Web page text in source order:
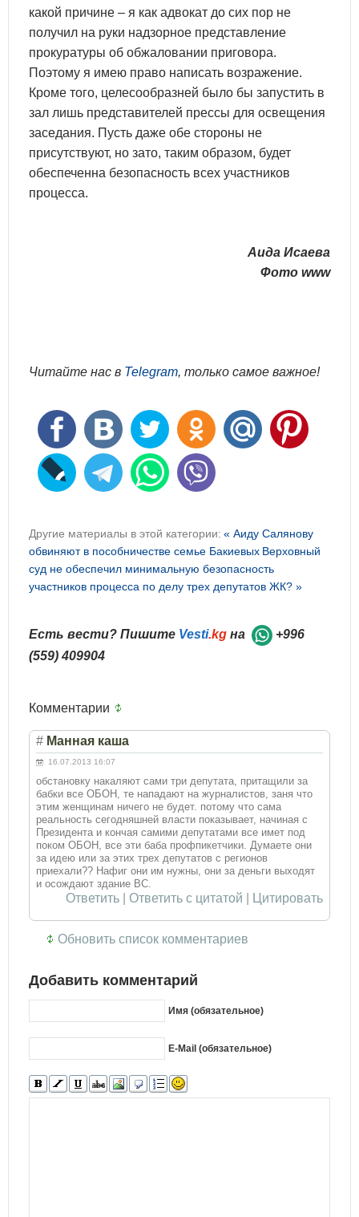
какой причине – я как адвокат до сих пор не
получил на руки надзорное представление
прокуратуры об обжаловании приговора.
Поэтому я имею право написать возражение.
Кроме того, целесообразней было бы запустить в
зал лишь представителей прессы для освещения
заседания. Пусть даже обе стороны не
присутствуют, но зато, таким образом, будет
обеспеченна безопасность всех участников
процесса.
Аида Исаева
Фото www
Читайте нас в Telegram, только самое важное!
Другие материалы в этой категории: « Аиду Салянову
обвиняют в пособничестве семье Бакиевых Верховный
суд не обеспечил минимальную безопасность
участников процесса по делу трех депутатов ЖК? »
Есть вести? Пишите Vesti.kg на
+996
(559) 409904
Комментарии
# Манная каша
16.07.2013 16:07
обстановку накаляют сами три депутата, притащили за
бабки все ОБОН, те нападают на журналистов, заня что
этим женщинам ничего не будет. потому что сама
реальность сегодняшней власти показывает, начиная с
Президента и кончая самими депутатами все имет под
поком ОБОН, все эти баба профпикетчики. Думаете они
за идею или за этих трех депутатов с регионов
приехали?? Нафиг они им нужны, они за деньги выходят
и осождают здание ВС.
Ответить Ответить с цитатой Цитировать
Обновить список комментариев
Добавить комментарий
Имя (обязательное)
E-Mail (обязательное)